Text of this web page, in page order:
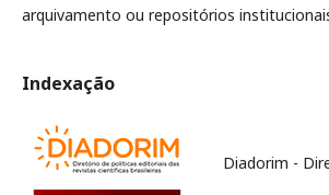
arquivamento ou repositórios
Indexação
Diadorim -